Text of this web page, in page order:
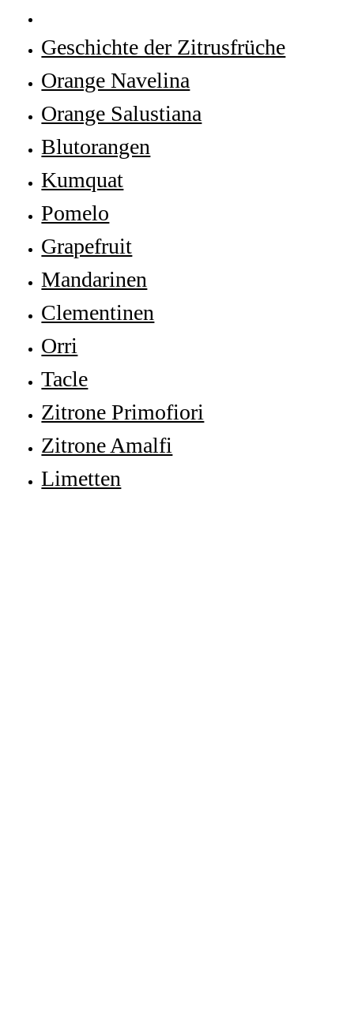
Geschichte der Zitrusfrüche
Orange Navelina
Orange Salustiana
Blutorangen
Kumquat
Pomelo
Grapefruit
Mandarinen
Clementinen
Orri
Tacle
Zitrone Primofiori
Zitrone Amalfi
Limetten